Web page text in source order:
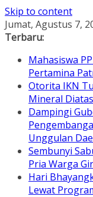
Skip to content
Jumat, Agustus 7,
Terbaru:
Mahasiswa
Pertamina
Otorita IKN
Mineral
Dampingi
Unggulan
Sembunyi
Pria Warga
Hari
Lewat